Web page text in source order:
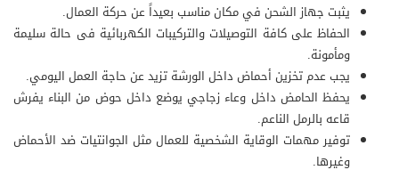
يثبت جهاز الشحن في مكان مناسب بعيداً عن حركة العمال.
الحفاظ على كافة التوصيلات والتركيبات الكهربائية فى حالة سليمة
ومأمونة.
يجب عدم تخزين أحماض داخل الورشة تزيد عن حاجة العمل اليومي.
يحفظ الحامض داخل وعاء زجاجي يوضع داخل حوض من البناء يفرش
قاعه بالرمل الناعم.
توفير مهمات الوقاية الشخصية للعمال مثل الجوانتيات ضد الأحماض
وغيرها.